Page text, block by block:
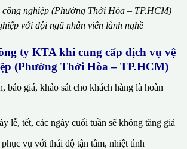
công nghiệp (Phường Thới Hòa – TP.HCM)
với đội ngũ nhân viên lành nghề
ty KTA khi cung cấp dịch vụ vệ
(Phường Thới Hòa – TP.HCM)
báo giá, khảo sát cho khách hàng là hoàn
lễ, tết, các ngày cuối tuần sẽ không tăng giá
vụ với thái độ tận tâm, nhiệt tình